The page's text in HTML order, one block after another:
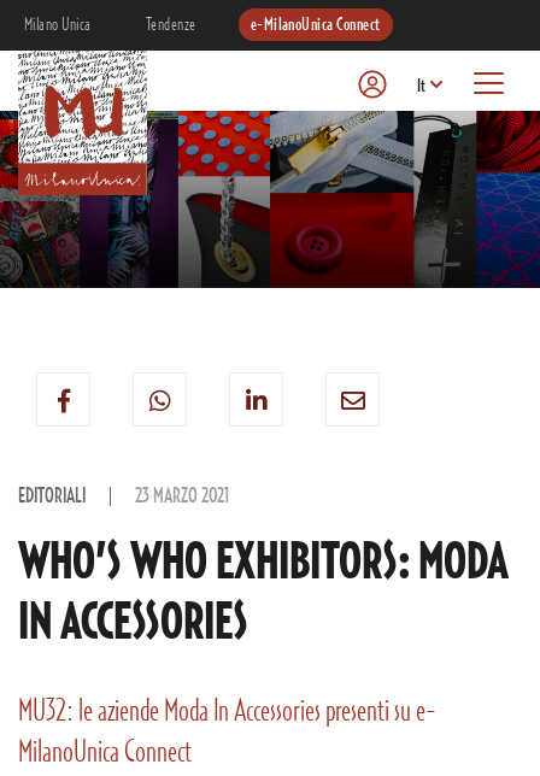
Milano Unica Tendenze e-MilanoUnica Connect
It
EDITORIALI 23 MARZO 2021
WHO’S WHO EXHIBITORS: MODA
IN ACCESSORIES
MU32: le aziende Moda In Accessories presenti su e-
MilanoUnica Connect